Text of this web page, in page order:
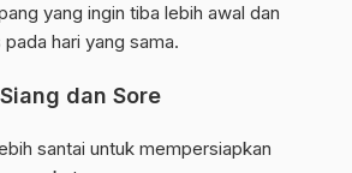
yang ingin tiba lebih awal dan
hari yang sama.
dan Sore
santai untuk mempersiapkan